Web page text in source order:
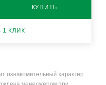
КУПИТЬ
1 КЛИК
ознакомительный характер.